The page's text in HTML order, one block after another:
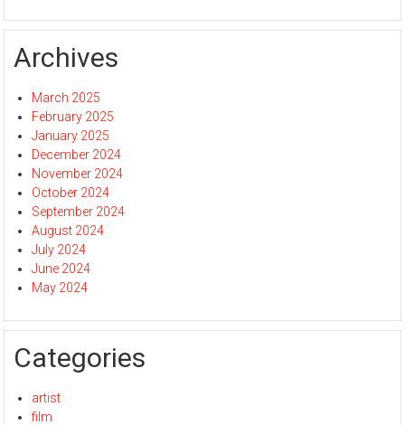
Archives
March 2025
February 2025
January 2025
December 2024
November 2024
October 2024
September 2024
August 2024
July 2024
June 2024
May 2024
Categories
artist
film